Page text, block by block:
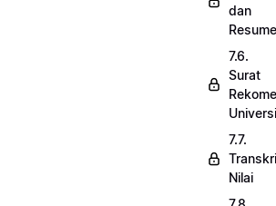
dan
Resume
7.6.
Surat
7.7.
Nilai